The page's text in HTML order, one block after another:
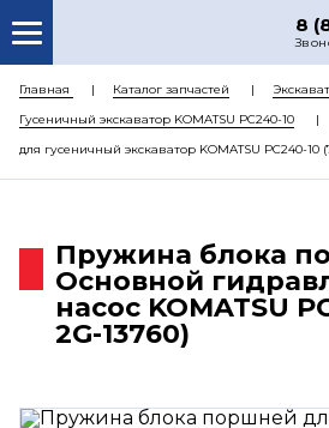
8
О НАС
КАТАЛОГ
РЕМОНТ
ЦЕНЫ
КОНТАКТЫ
Главная Каталог запчастей
Гусеничный экскаватор KOMATSU PC240-10
для гусеничный экскаватор KOMATSU PC240-10
Пружина блока
Основной
насос KOMATSU
2G-13760)